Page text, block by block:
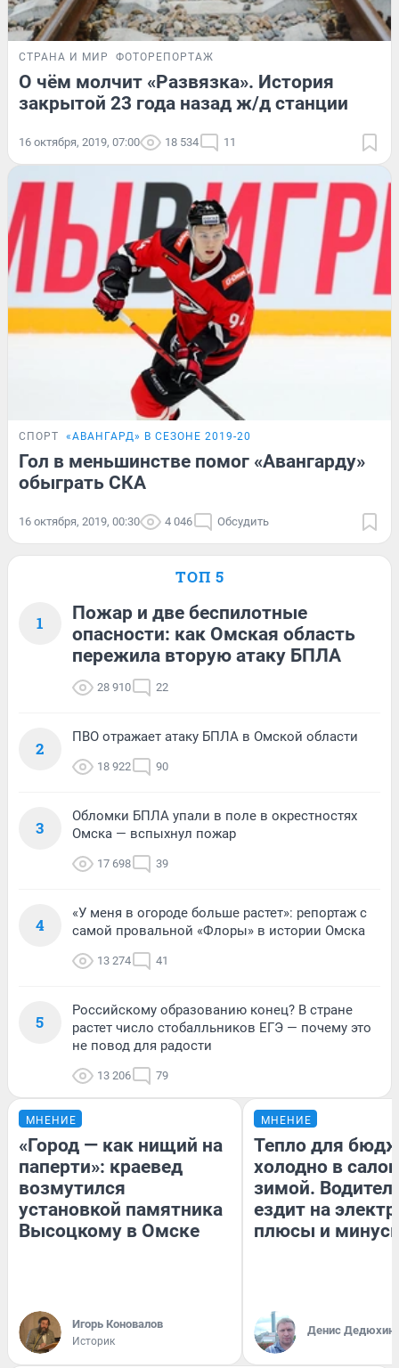
СТРАНА И МИР ФОТОРЕПОРТАЖ
О чём молчит «Развязка». История
закрытой 23 года назад ж/д станции
16 октября, 2019, 07:00 18 534 11
СПОРТ «АВАНГАРД» В СЕЗОНЕ 2019-20
Гол в меньшинстве помог «Авангарду»
обыграть СКА
16 октября, 2019, 00:30 4 046 Обсудить
ТОП 5
1
Пожар и две беспилотные
опасности: как Омская область
пережила вторую атаку БПЛА
28 910 22
2
ПВО отражает атаку БПЛА в Омской области
18 922 90
3
Обломки БПЛА упали в поле в окрестностях
Омска — вспыхнул пожар
17 698 39
4
«У меня в огороде больше растет»: репортаж с
самой провальной «Флоры» в истории Омска
13 274 41
5
Российскому образованию конец? В стране
растет число стобалльников ЕГЭ — почему это
не повод для радости
13 206 79
МНЕНИЕ
«Город — как нищий на
паперти»: краевед
возмутился
установкой памятника
Высоцкому в Омске
Игорь Коновалов
Историк
МНЕНИЕ
Тепло для
холодно в
зимой.
ездит на
плюсы и
Денис Дедюхин